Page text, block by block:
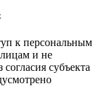
к персональным
и не
субъекта